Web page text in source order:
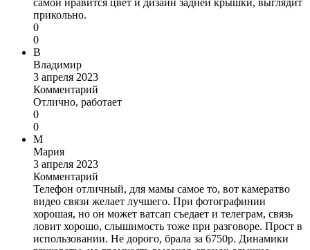
прикольно.
0
0
В
Владимир
3 апреля 2023
Комментарий
Отлично, работает
0
0
М
Мария
3 апреля 2023
Комментарий
Телефон отличный, для мамы самое то, вот камератво
видео связи желает лучшего. При фотографинии
хорошая, но он может ватсап съедает и телеграм, связь
ловит хорошо, слышимость тоже при разговоре. Прост в
использовании. Не дорого, брала за 6750р. Динамики